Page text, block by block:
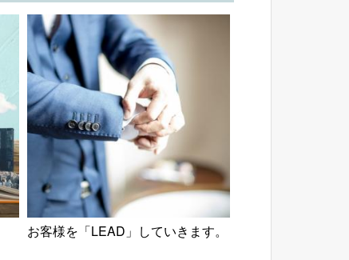
お客様を「LEAD」していきます。